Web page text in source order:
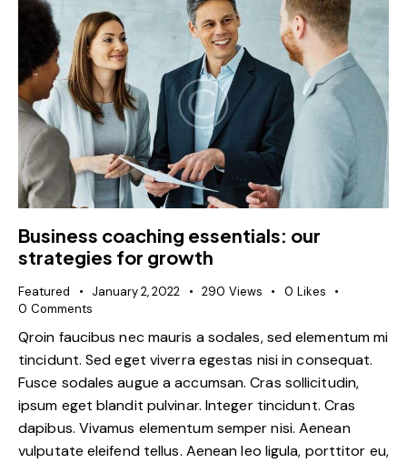
Business coaching essentials: our
strategies for growth
Featured January 2, 2022 290 Views 0 Likes
0 Comments
Qroin faucibus nec mauris a sodales, sed elementum mi
tincidunt. Sed eget viverra egestas nisi in consequat.
Fusce sodales augue a accumsan. Cras sollicitudin,
ipsum eget blandit pulvinar. Integer tincidunt. Cras
dapibus. Vivamus elementum semper nisi. Aenean
vulputate eleifend tellus. Aenean leo ligula, porttitor eu,